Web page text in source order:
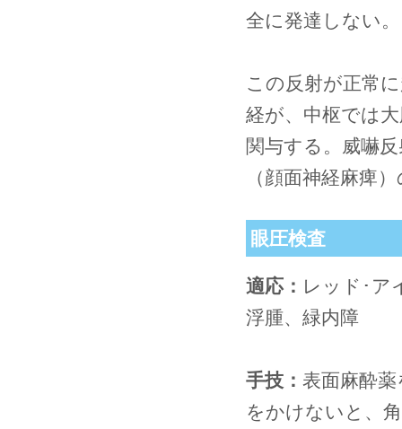
全に発達しない。
この反射が正常
経が、中枢では
関与する。威嚇
（顔面神経麻痺
眼圧検査
適応： レッド･ア
浮腫、緑内障
手技： 表面麻酔
をかけないと、